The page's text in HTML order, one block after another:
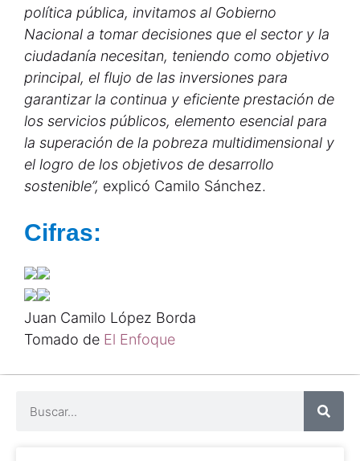
política pública, invitamos al Gobierno
Nacional a tomar decisiones que el sector y la
ciudadanía necesitan, teniendo como objetivo
principal, el flujo de las inversiones para
garantizar la continua y eficiente prestación de
los servicios públicos, elemento esencial para
la superación de la pobreza multidimensional y
el logro de los objetivos de desarrollo
sostenible”, explicó Camilo Sánchez.
Cifras:
Juan Camilo López Borda
Tomado de El Enfoque